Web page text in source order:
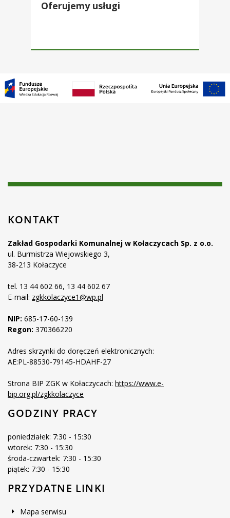
Oferujemy usługi
KONTAKT
Zakład Gospodarki Komunalnej w Kołaczycach Sp. z o.o.
ul. Burmistrza Wiejowskiego 3,
38-213 Kołaczyce
tel. 13 44 602 66, 13 44 602 67
E-mail: zgkkolaczyce1@wp.pl
NIP: 685-17-60-139
Regon: 370366220
Adres skrzynki do doręczeń elektronicznych:
AE:PL-88530-79145-HDAHF-27
Strona BIP ZGK w Kołaczycach: https://www.e-
bip.org.pl/zgkkolaczyce
GODZINY PRACY
poniedziałek: 7:30 - 15:30
wtorek: 7:30 - 15:30
środa-czwartek: 7:30 - 15:30
piątek: 7:30 - 15:30
PRZYDATNE LINKI
Mapa serwisu